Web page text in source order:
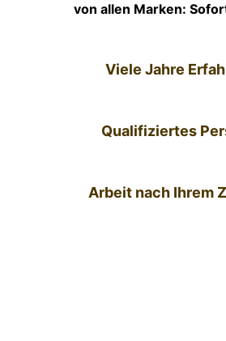
von allen Marken:
Viele Jahre
Qualifiziertes
Arbeit nach Ihrem